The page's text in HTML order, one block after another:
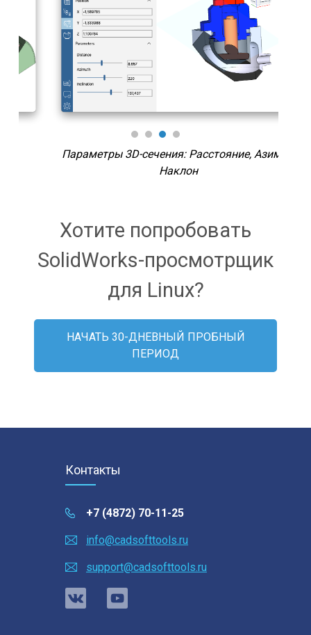
Параметры 3D-сечения: Расстояние, Азимут,
Наклон
Хотите попробовать
SolidWorks-просмотрщик
для Linux?
НАЧАТЬ 30-ДНЕВНЫЙ ПРОБНЫЙ
ПЕРИОД
Контакты
+7 (4872) 70-11-25
info@cadsofttools.ru
support@cadsofttools.ru